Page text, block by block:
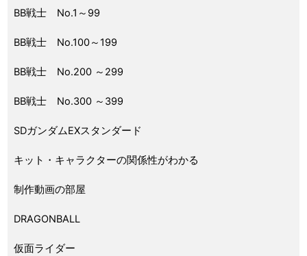
BB戦士 No.1～99
BB戦士 No.100～199
BB戦士 No.200 ～299
BB戦士 No.300 ～399
SDガンダムEXスタンダード
キット・キャラクターの関係性がわかる
制作動画の部屋
DRAGONBALL
仮面ライダー